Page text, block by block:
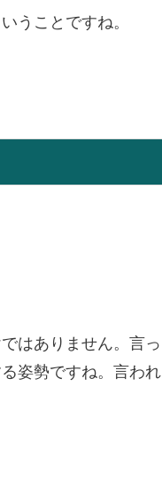
うことですね。
はありません。言っ
姿勢ですね。言われ